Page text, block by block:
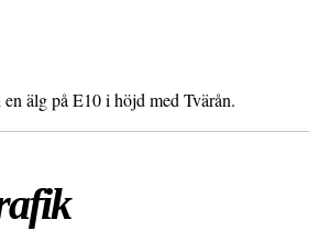
älg på E10 i höjd med Tvärån.